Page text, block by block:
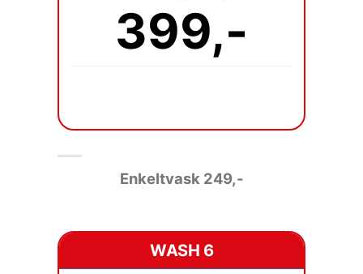
399,-
Enkeltvask 249,-
WASH 6